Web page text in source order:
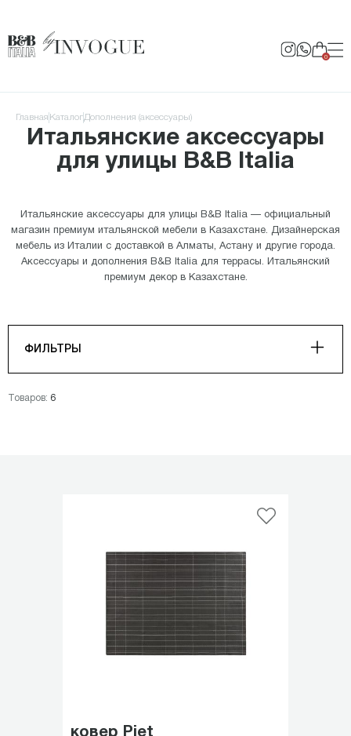
0
Главная Каталог Дополнения (аксессуары)
Итальянские аксессуары
для улицы B&B Italia
Итальянские аксессуары для улицы B&B Italia — официальный
магазин премиум итальянской мебели в Казахстане. Дизайнерская
мебель из Италии с доставкой в Алматы, Астану и другие города.
Аксессуары и дополнения B&B Italia для террасы. Итальянский
премиум декор в Казахстане.
ФИЛЬТРЫ
Товаров: 6
ковер Piet